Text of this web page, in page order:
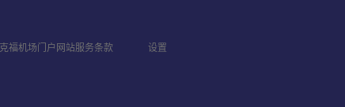
福机场门户网站服务条款 设置